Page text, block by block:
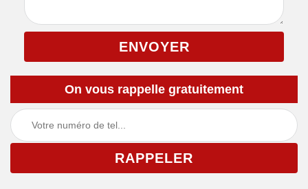
On vous rappelle gratuitement